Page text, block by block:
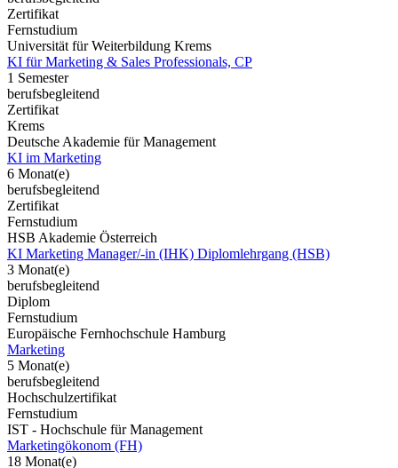
Zertifikat
Fernstudium
Universität für Weiterbildung Krems
KI für Marketing & Sales Professionals, CP
1 Semester
berufsbegleitend
Zertifikat
Krems
Deutsche Akademie für Management
KI im Marketing
6 Monat(e)
berufsbegleitend
Zertifikat
Fernstudium
HSB Akademie Österreich
KI Marketing Manager/-in (IHK) Diplomlehrgang (HSB)
3 Monat(e)
berufsbegleitend
Diplom
Fernstudium
Europäische Fernhochschule Hamburg
Marketing
5 Monat(e)
berufsbegleitend
Hochschulzertifikat
Fernstudium
IST - Hochschule für Management
Marketingökonom (FH)
18 Monat(e)